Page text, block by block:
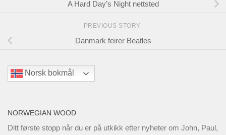
A Hard Day’s Night nettsted
PREVIOUS STORY
Danmark feirer Beatles
Norsk bokmål
NORWEGIAN WOOD
Ditt første stopp når du er på utkikk etter nyheter om John, Paul,